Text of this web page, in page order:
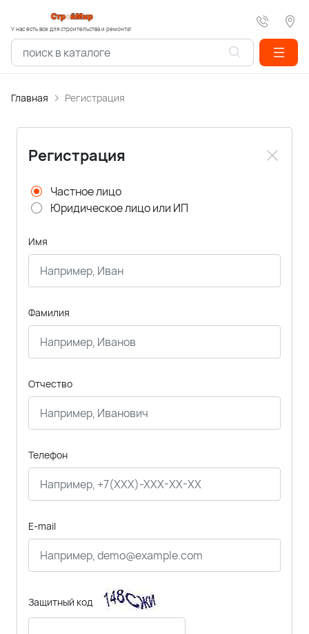
У нас есть все для строительства и ремонта!
Главная Регистрация
Регистрация
Частное лицо
Юридическое лицо или ИП
Имя
Фамилия
Отчество
Телефон
E-mail
Защитный код